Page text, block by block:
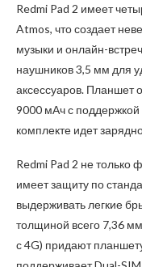
Redmi Pad 2 имеет
Atmos, что создает
музыки и онлайн-
наушников 3,5 мм для
аксессуаров. Планшет
9000 мАч с
комплекте идет
Redmi Pad 2 не только
имеет защиту по
выдерживать легкие
толщиной всего 7,36
с 4G) придают